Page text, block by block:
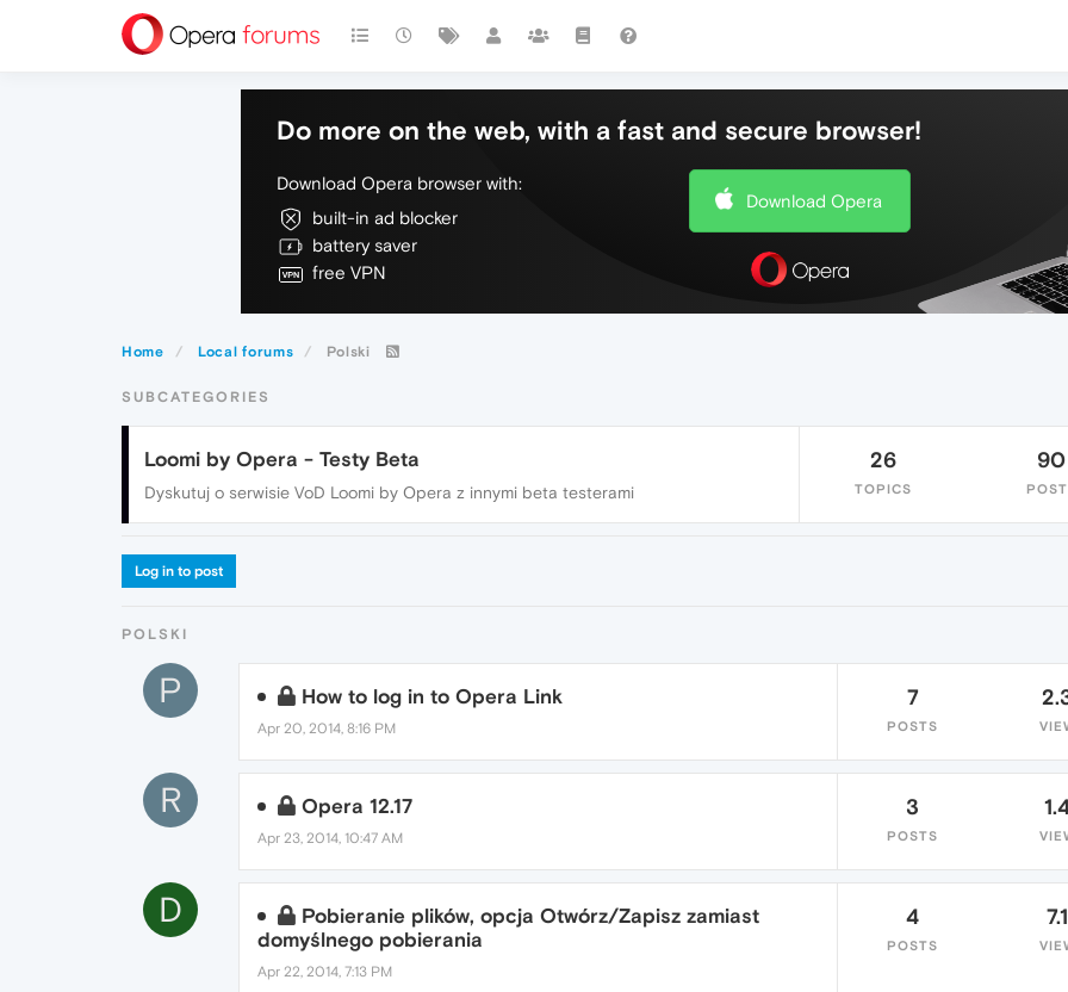
Do more on the web, with a fast and secure browser!
Download Opera browser with:
built-in ad blocker
battery saver
free VPN
Download Opera
Home Local forums Polski
SUBCATEGORIES
Loomi by Opera - Testy Beta
Dyskutuj o serwisie VoD Loomi by Opera z innymi beta testerami
26
TOPICS
90
Log in to post
POLSKI
P How to log in to Opera Link
Apr 20, 2014, 8:16 PM
7
POSTS
R Opera 12.17
Apr 23, 2014, 10:47 AM
3
POSTS
D
Pobieranie plików, opcja Otwórz/Zapisz zamiast
domyślnego pobierania
Apr 22, 2014, 7:13 PM
4
POSTS